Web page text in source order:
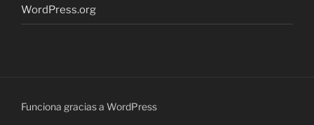
WordPress.org
Funciona gracias a WordPress